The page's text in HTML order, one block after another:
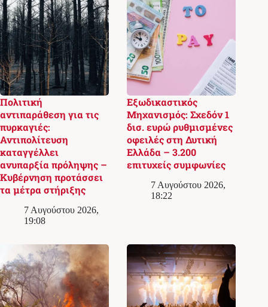
Πολιτική
αντιπαράθεση για τις
πυρκαγιές:
Αντιπολίτευση
καταγγέλλει
ανυπαρξία πρόληψης –
Κυβέρνηση προτάσσει
τα μέτρα στήριξης
7 Αυγούστου 2026,
19:08
Εξωδικαστικός
Μηχανισμός: Σχεδόν 1
δισ. ευρώ ρυθμισμένες
οφειλές στη Δυτική
Ελλάδα – 3.200
επιτυχείς συμφωνίες
7 Αυγούστου 2026,
18:22